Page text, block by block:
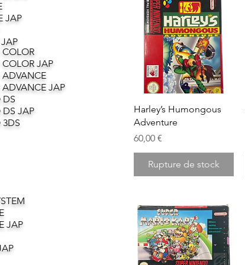
Aperçu rapide
Harley’s Humongous
Adventure
Prix
60,00 €
Rupture de stock
JAP
JAP
JAP
DS
JAP
JAP